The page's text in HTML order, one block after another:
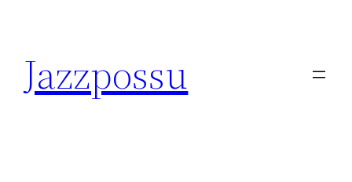
content
Jazzpossu